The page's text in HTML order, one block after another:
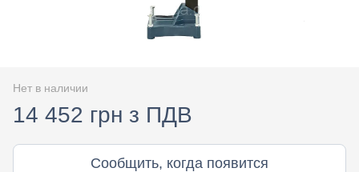
Нет в наличии
14 452 грн з ПДВ
Сообщить, когда появится